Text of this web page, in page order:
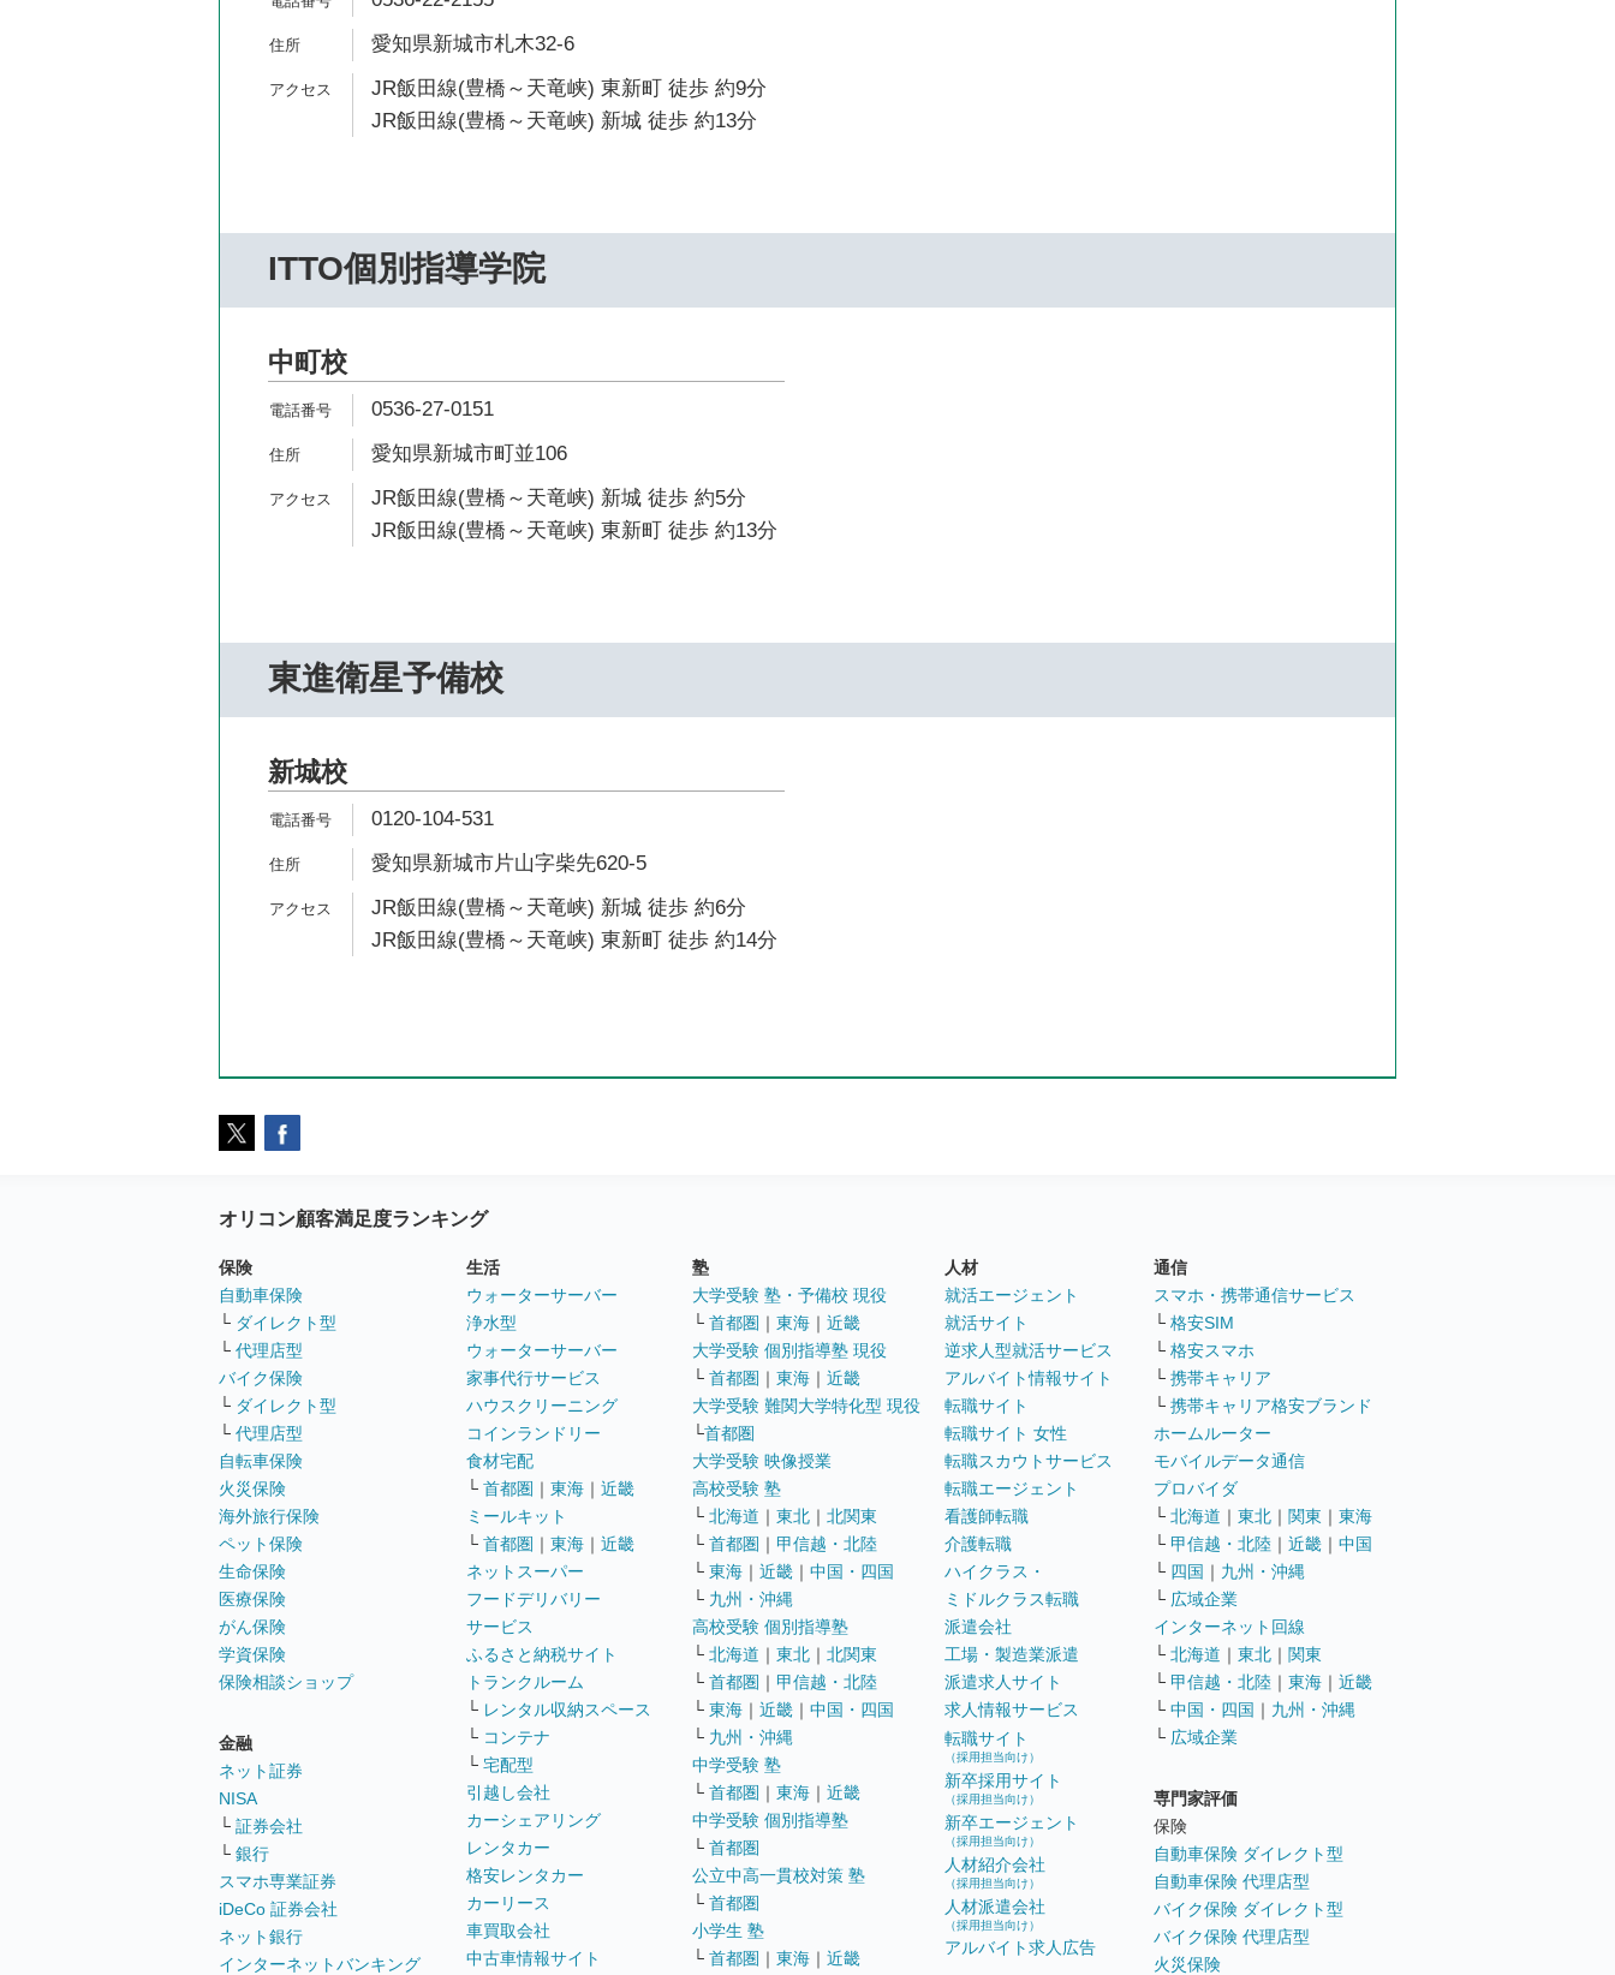
愛知県新城市札木32-6
JR飯田線(豊橋～天竜峡) 東新町 徒歩 約9分
JR飯田線(豊橋～天竜峡) 新城 徒歩 約13分
ITTO個別指導学院
中町校
0536-27-0151
愛知県新城市町並106
JR飯田線(豊橋～天竜峡) 新城 徒歩 約5分
JR飯田線(豊橋～天竜峡) 東新町 徒歩 約13分
東進衛星予備校
新城校
0120-104-531
愛知県新城市片山字柴先620-5
JR飯田線(豊橋～天竜峡) 新城 徒歩 約6分
JR飯田線(豊橋～天竜峡) 東新町 徒歩 約14分
オリコン顧客満足度ランキング
保険
自動車保険
└ ダイレクト型
└ 代理店型
バイク保険
└ ダイレクト型
└ 代理店型
自転車保険
火災保険
海外旅行保険
ペット保険
生命保険
医療保険
がん保険
学資保険
保険相談ショップ
金融
ネット証券
NISA
└ 証券会社
└ 銀行
スマホ専業証券
iDeCo 証券会社
ネット銀行
インターネットバンキング
生活
ウォーターサーバー
浄水型
ウォーターサーバー
家事代行サービス
ハウスクリーニング
コインランドリー
食材宅配
└ 首都圏 ｜ 東海 ｜ 近畿
ミールキット
└ 首都圏 ｜ 東海 ｜ 近畿
ネットスーパー
フードデリバリー
サービス
ふるさと納税サイト
トランクルーム
└ レンタル収納スペース
└ コンテナ
└ 宅配型
引越し会社
カーシェアリング
レンタカー
格安レンタカー
カーリース
車買取会社
中古車情報サイト
塾
大学受験 塾・予備校 現役
└ 首都圏 ｜ 東海 ｜ 近畿
大学受験 個別指導塾 現役
└ 首都圏 ｜ 東海 ｜ 近畿
大学受験 難関大学特化型 現役
└首都圏
大学受験 映像授業
高校受験 塾
└ 北海道 ｜ 東北 ｜ 北関東
└ 首都圏 ｜ 甲信越・北陸
└ 東海 ｜ 近畿 ｜ 中国・四国
└ 九州・沖縄
高校受験 個別指導塾
└ 北海道 ｜ 東北 ｜ 北関東
└ 首都圏 ｜ 甲信越・北陸
└ 東海 ｜ 近畿 ｜ 中国・四国
└ 九州・沖縄
中学受験 塾
└ 首都圏 ｜ 東海 ｜ 近畿
中学受験 個別指導塾
└ 首都圏
公立中高一貫校対策 塾
└ 首都圏
小学生 塾
└ 首都圏 ｜ 東海 ｜ 近畿
人材
就活エージェント
就活サイト
逆求人型就活サービス
アルバイト情報サイト
転職サイト
転職サイト 女性
転職スカウトサービス
転職エージェント
看護師転職
介護転職
ハイクラス・
ミドルクラス転職
派遣会社
工場・製造業派遣
派遣求人サイト
求人情報サービス
転職サイト
（採用担当向け）
新卒採用サイト
（採用担当向け）
新卒エージェント
（採用担当向け）
人材紹介会社
（採用担当向け）
人材派遣会社
（採用担当向け）
アルバイト求人広告
通信
スマホ・携帯通信サービス
└ 格安SIM
└ 格安スマホ
└ 携帯キャリア
└ 携帯キャリア格安ブランド
ホームルーター
モバイルデータ通信
プロバイダ
└ 北海道 ｜ 東北 ｜ 関東 ｜ 東海
└ 甲信越・北陸 ｜ 近畿 ｜ 中国
└ 四国 ｜ 九州・沖縄
└ 広域企業
インターネット回線
└ 北海道 ｜ 東北 ｜ 関東
└ 甲信越・北陸 ｜ 東海 ｜ 近畿
└ 中国・四国 ｜ 九州・沖縄
└ 広域企業
専門家評価
保険
自動車保険 ダイレクト型
自動車保険 代理店型
バイク保険 ダイレクト型
バイク保険 代理店型
火災保険